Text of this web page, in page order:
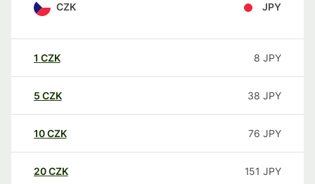
CZK JPY
1 CZK 8 JPY
5 CZK 38 JPY
10CZK 76 JPY
20CZK 151 JPY